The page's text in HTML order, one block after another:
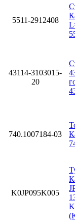
5511-2912408
43114-3103015-
20
740.1007184-03
K0JP095K005